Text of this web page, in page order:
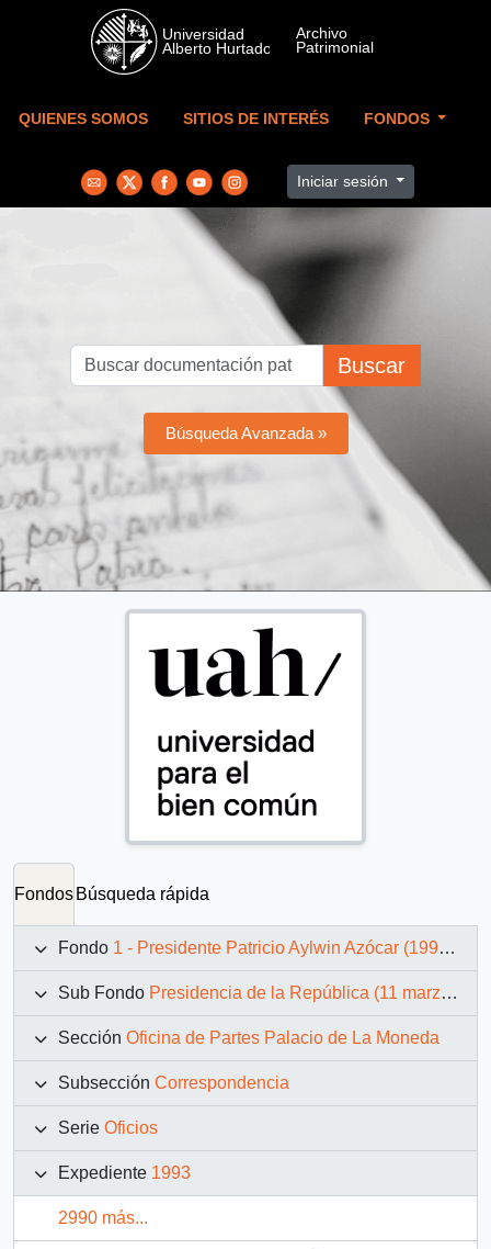
Skip to main content
QUIENES SOMOS SITIOS DE INTERÉS FONDOS
Iniciar sesión
Buscar
Búsqueda Avanzada »
Fondos Búsqueda rápida
Fondo 1 - Presidente Patricio Aylwin Azócar (1990-1994)
Sub Fondo Presidencia de la República (11 marzo 1990 – 11 marzo 1994)
Sección Oficina de Partes Palacio de La Moneda
Subsección Correspondencia
Serie Oficios
Expediente 1993
2990 más...